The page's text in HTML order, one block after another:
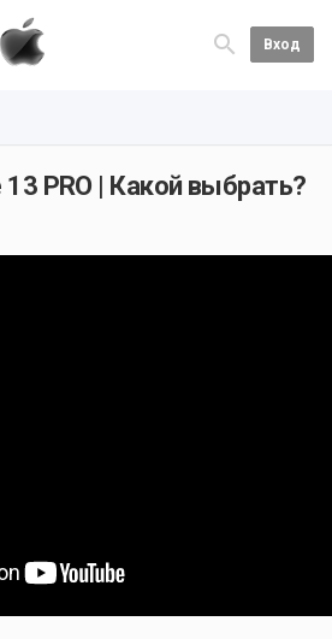
Вход
PRO | Какой выбрать?